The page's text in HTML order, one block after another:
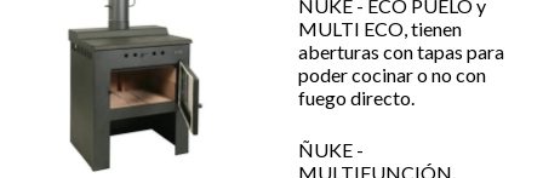
ÑUKE - ECO PUELO y
MULTI ECO, tienen
aberturas con tapas para
poder cocinar o no con
fuego directo.
ÑUKE -
MULTIFUNCIÓN,